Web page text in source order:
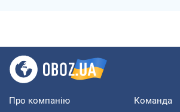
Про компанію Команда